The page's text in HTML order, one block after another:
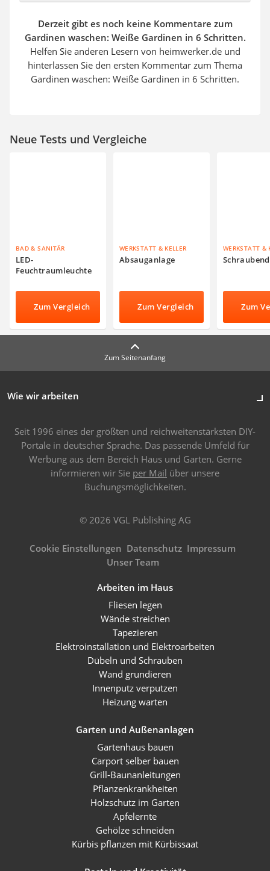
Derzeit gibt es noch keine Kommentare zum
Gardinen waschen: Weiße Gardinen in 6 Schritten.
Helfen Sie anderen Lesern von heimwerker.de und
hinterlassen Sie den ersten Kommentar zum Thema
Gardinen waschen: Weiße Gardinen in 6 Schritten.
Neue Tests und Vergleiche
BAD & SANITÄR
LED-
Feuchtraumleuchte
Zum Vergleich
WERKSTATT & KELLER
Absauganlage
Zum Vergleich
WERKSTATT &
Zum
Zum Seitenanfang
Wie wir arbeiten
Seit 1996 eines der größten und reichweitenstärksten DIY-
Portale in deutscher Sprache. Das passende Umfeld für
Werbung aus dem Bereich Haus und Garten. Gerne
informieren wir Sie per Mail über unsere
Buchungsmöglichkeiten.
© 2026 VGL Publishing AG
Cookie Einstellungen Datenschutz Impressum
Unser Team
Arbeiten im Haus
Fliesen legen
Wände streichen
Tapezieren
Elektroinstallation und Elektroarbeiten
Dübeln und Schrauben
Wand grundieren
Innenputz verputzen
Heizung warten
Garten und Außenanlagen
Gartenhaus bauen
Carport selber bauen
Grill-Baunanleitungen
Pflanzenkrankheiten
Holzschutz im Garten
Apfelernte
Gehölze schneiden
Kürbis pflanzen mit Kürbissaat